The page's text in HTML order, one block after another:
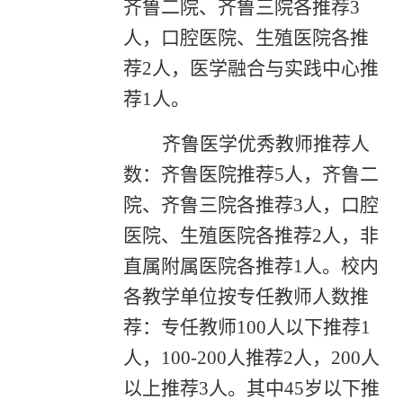
齐鲁二院、齐鲁三院各推荐3
人，口腔医院、生殖医院各推
荐2人，医学融合与实践中心推
荐1人。
齐鲁医学优秀教师推荐人
数：齐鲁医院推荐5人，齐鲁二
院、齐鲁三院各推荐3人，口腔
医院、生殖医院各推荐2人，非
直属附属医院各推荐1人。校内
各教学单位按专任教师人数推
荐：专任教师100人以下推荐1
人，100-200人推荐2人，200人
以上推荐3人。其中45岁以下推